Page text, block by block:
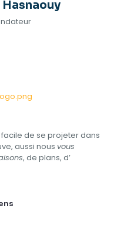
facile de se projeter dans
aussi nous vous
, de plans, d’​